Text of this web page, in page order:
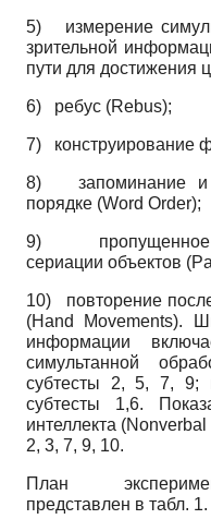
5) измерение
зрительной
пути для достижения
6) ребус (Rebus);
7) конструирование
8) запоминание
порядке (Word Order);
9)
сериации объектов
10) повторение
(Hand Movements).
информации
симультанной
субтесты 2, 5, 7, 9;
субте­сты 1,6.
интеллекта
2, 3, 7, 9, 10.
План
представлен в табл. 1.